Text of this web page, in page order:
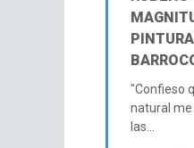
"Confieso
natural me
las...